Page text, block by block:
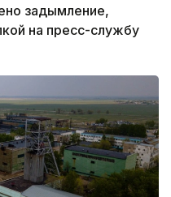
задымление,
на пресс-службу